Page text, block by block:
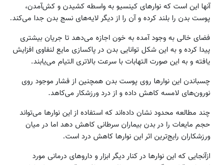
آنها این است که نوارهای کینسیو به واسطه کشیدن و کش‌آمدن،
پوست بدن را بلند کرده و آن را از دیگر لایه‌های نسج بدن جدا می‌کند.
فضای خالی به وجود آمده به خون اجازه می‌دهد تا جریان بیشتری
پیدا کرده و به این شکل توانایی بدن در پاکسازی مایع لنفاوی افزایش
یافته و به این صورت التهابات با سرعت بالاتری التیام می‌یابند.
چسباندن این نوارها روی پوست بدن همچنین از فشار موجود روی
نورون‌های لامسه کاهش داده و از درد ورزشکار می‌کاهد.
چند مطالعه محدود نشان داده‌اند که استفاده از این نوارها می‌تواند
حجم مایعات را در بدن بیماران سرطانی کاهش دهد اما در میان
ورزشکاران رایج‌ترین اثر این نوارها کاهش درد است.
از‌آنجایی که این نوارها در کنار دیگر ابزار و داروهای درمانی مورد